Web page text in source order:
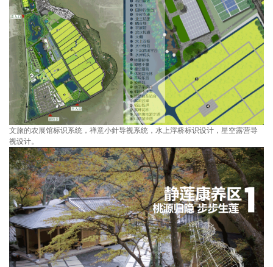
文旅的农展馆标识系统，禅意小針导视系统，水上浮桥标识设计，星空露营导
视设计。